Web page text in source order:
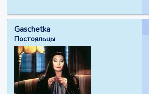
Gaschetka
Постояльцы